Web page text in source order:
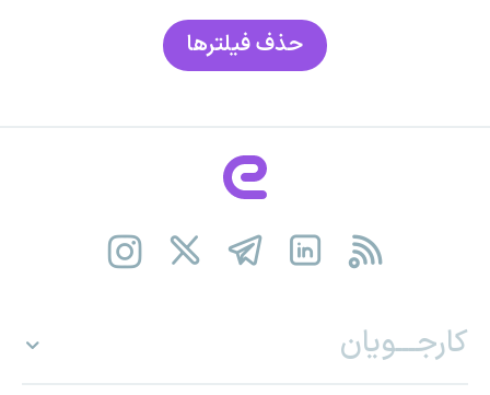
حذف فیلتر‌ها
کارجـــویان